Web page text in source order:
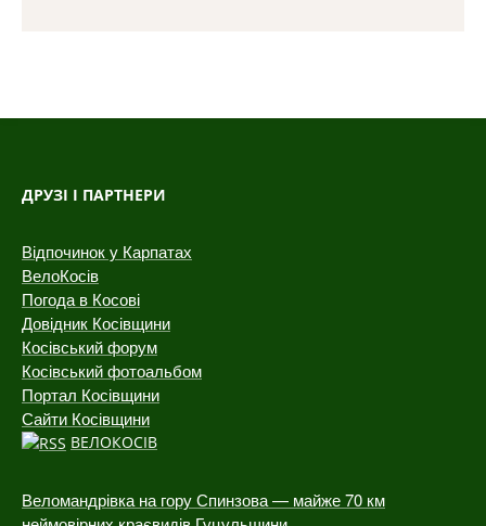
ДРУЗІ І ПАРТНЕРИ
Відпочинок у Карпатах
ВелоКосів
Погода в Косові
Довідник Косівщини
Косівський форум
Косівський фотоальбом
Портал Косівщини
Сайти Косівщини
ВЕЛОКОСІВ
Веломандрівка на гору Спинзова — майже 70 км